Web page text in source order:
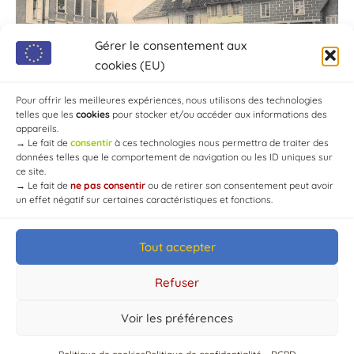
Gérer le consentement aux
cookies (EU)
Pour offrir les meilleures expériences, nous utilisons des technologies
telles que les cookies pour stocker et/ou accéder aux informations des
appareils.
→ Le fait de consentir à ces technologies nous permettra de traiter des
données telles que le comportement de navigation ou les ID uniques sur
ce site.
→ Le fait de ne pas consentir ou de retirer son consentement peut avoir
un effet négatif sur certaines caractéristiques et fonctions.
Tout accepter
Refuser
Voir les préférences
© Mairie de Chaource [2004-2024] | Tous droits réservés.
Developed byWEB3-DESIGN